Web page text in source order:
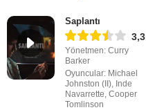
Saplantı
3,3
Yönetmen: Curry
Barker
Oyuncular: Michael
Johnston (II), Inde
Navarrette, Cooper
Tomlinson